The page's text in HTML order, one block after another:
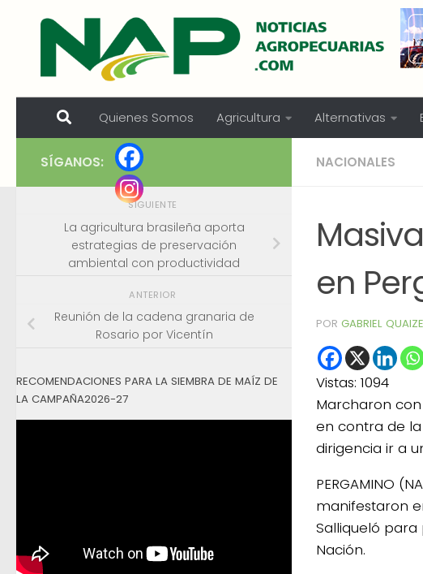
Skip to content
Quienes Somos Agricultura Alternativas
NACIONALES
en
POR GABRIEL
Vistas: 1094
Marcharon
en contra de
dirigencia ir a
PERGAMINO
manifestaron
Salliqueló
Nación.
SÍGANOS:
SIGUIENTE
La agricultura brasileña aporta
estrategias de preservación
ambiental con productividad
ANTERIOR
Reunión de la cadena granaria de
Rosario por Vicentín
RECOMENDACIONES PARA LA SIEMBRA DE MAÍZ DE
LA CAMPAÑA2026-27